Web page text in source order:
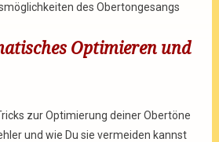
des Obertongesangs
Optimieren und
zur Optimierung deiner Obertöne
und wie Du sie vermeiden kannst